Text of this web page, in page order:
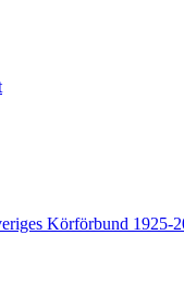
Körförbund 1925-